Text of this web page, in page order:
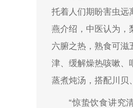
托着人们期盼害虫远
燕介绍，中医认为，
六腑之热，熟食可滋
津、缓解燥热咳嗽、
蒸煮炖汤，搭配川贝
“惊蛰饮食讲究